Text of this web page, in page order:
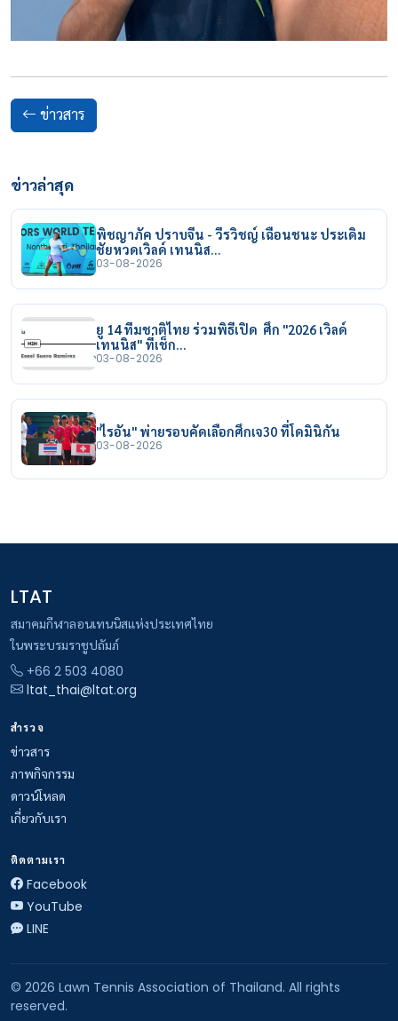
ข่าวสาร
ข่าวล่าสุด
พิชญาภัค ปราบจีน - วีรวิชญ์ เฉือนชนะ ประเดิม
ชัยหวดเวิลด์ เทนนิส…
03-08-2026
ยู 14 ทีมชาติไทย ร่วมพิธีเปิด ศึก "2026 เวิลด์
เทนนิส" ที่เช็ก…
03-08-2026
"ไรอัน" พ่ายรอบคัดเลือกศึกเจ30 ที่โดมินิกัน
03-08-2026
LTAT
สมาคมกีฬาลอนเทนนิสแห่งประเทศไทย
ในพระบรมราชูปถัมภ์
+66 2 503 4080
ltat_thai@ltat.org
สำรวจ
ข่าวสาร
ภาพกิจกรรม
ดาวน์โหลด
เกี่ยวกับเรา
ติดตามเรา
Facebook
YouTube
LINE
© 2026 Lawn Tennis Association of Thailand. All rights
reserved.